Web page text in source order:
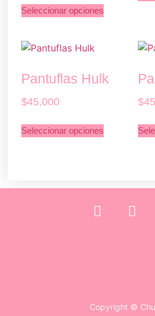
Seleccionar opciones
Pantuflas Hulk
$45,000
Seleccionar opciones
$
Copyright ©